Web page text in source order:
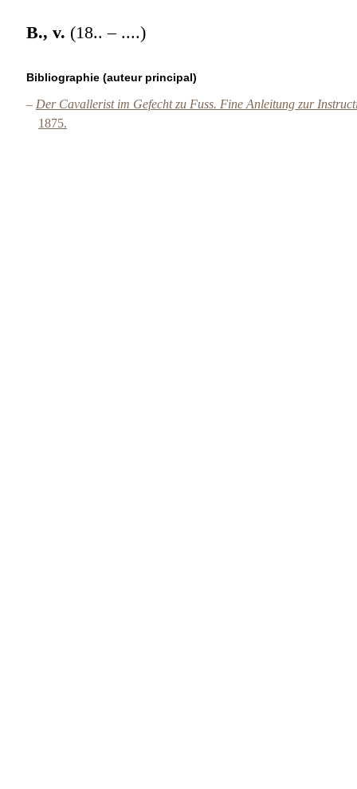
B., v. (18.. – ....)
Bibliographie (auteur principal)
– Der Cavallerist im Gefecht zu Fuss. Fine Anleitung zur
1875.